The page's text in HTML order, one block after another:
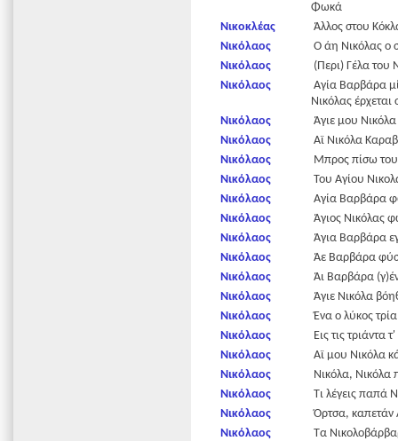
Φωκά
Νικοκλέας
Άλλος στου
Νικόλαος
Ο άη Νικόλας ο
Νικόλαος
(Περι) Γέλα του
Νικόλαος
Αγία Βαρβάρα
Νικόλας
Νικόλαος
Άγιε μου
Νικόλαος
Αϊ Νικόλα
Νικόλαος
Μπρος πίσω
Νικόλαος
Του Αγίου
Νικόλαος
Αγία Βαρβάρα
Νικόλαος
Άγιος Νικόλας
Νικόλαος
Άγια Βαρβάρα
Νικόλαος
Άε Βαρβάρα
Νικόλαος
Άι Βαρβάρα
Νικόλαος
Άγιε Νικόλα
Νικόλαος
Ένα ο λύκος
Νικόλαος
Εις τις τριάντα
Νικόλαος
Αϊ μου Νικόλα
Νικόλαος
Νικόλα, Νικόλα
Νικόλαος
Τι λέγεις παπά
Νικόλαος
Όρτσα, καπετάν
Νικόλαος
Τα